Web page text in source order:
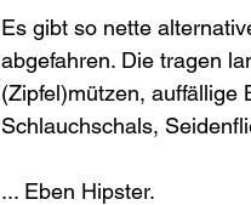
Es gibt so nette
abgefahren. Die tragen
(Zipfel)mützen, auffällige
Schlauchschals,
... Eben Hipster.